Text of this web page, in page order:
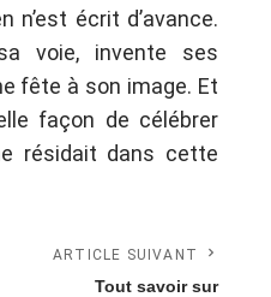
n’est écrit d’avance.
voie, invente ses
fête à son image. Et
façon de célébrer
résidait dans cette
ARTICLE SUIVANT
Tout savoir sur